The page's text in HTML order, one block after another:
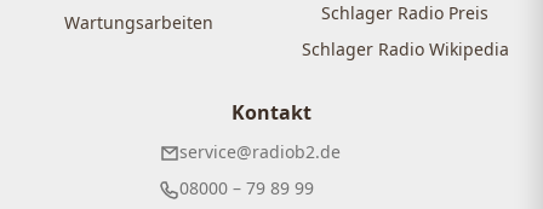
Wartungsarbeiten
Schlager Radio Preis
Schlager Radio Wikipedia
Kontakt
service@radiob2.de
08000 – 79 89 99